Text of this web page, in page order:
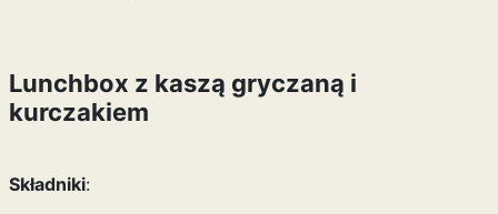
Lunchbox z kaszą gryczaną i
kurczakiem
Składniki: